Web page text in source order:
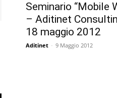
Seminario “Mobile
– Aditinet
18 maggio 2012
Aditinet - 9 Maggio 2012